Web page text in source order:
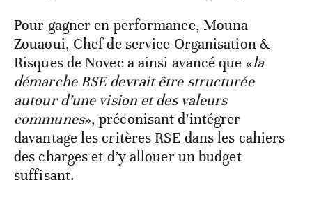
Pour gagner en performance, Mouna
Zouaoui, Chef de service Organisation &
Risques de Novec a ainsi avancé que «la
démarche RSE devrait être structurée
autour d’une vision et des valeurs
communes», préconisant d’intégrer
davantage les critères RSE dans les cahiers
des charges et d’y allouer un budget
suffisant.